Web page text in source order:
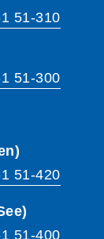
51-310
51-300
51-420
51-400